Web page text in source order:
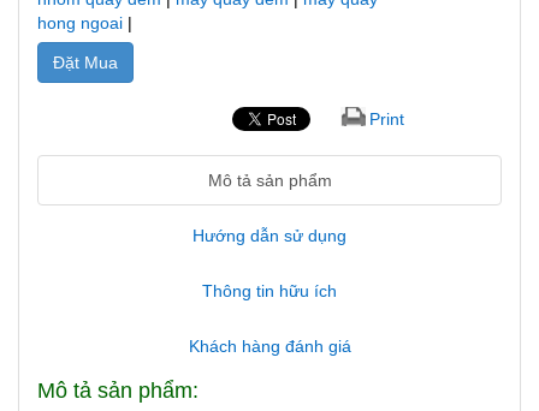
hong ngoai |
Đặt Mua
Print
Mô tả sản phẩm
Hướng dẫn sử dụng
Thông tin hữu ích
Khách hàng đánh giá
Mô tả sản phẩm: